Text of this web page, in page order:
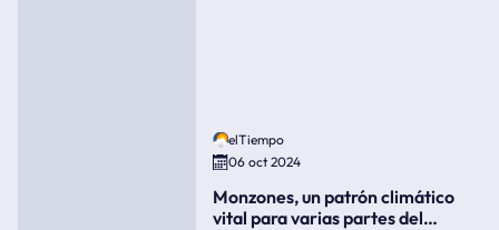
elTiempo
06 oct 2024
Monzones, un patrón climático
vital para varias partes del